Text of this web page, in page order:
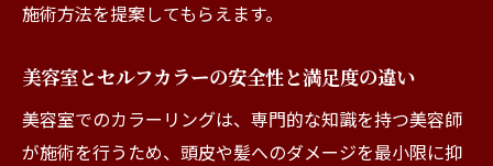
施術方法を提案してもらえます。
美容室とセルフカラーの安全性と満足度の違い
美容室でのカラーリングは、専門的な知識を持つ美容師
が施術を行うため、頭皮や髪へのダメージを最小限に抑